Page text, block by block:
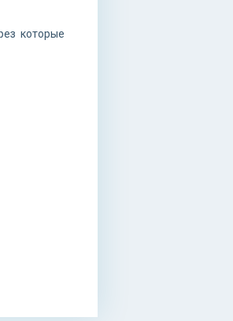
которые